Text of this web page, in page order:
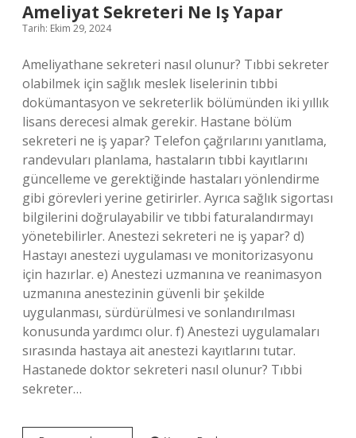
Ameliyat Sekreteri Ne Iş Yapar
Tarih: Ekim 29, 2024
Ameliyathane sekreteri nasıl olunur? Tıbbi sekreter
olabilmek için sağlık meslek liselerinin tıbbi
dokümantasyon ve sekreterlik bölümünden iki yıllık
lisans derecesi almak gerekir. Hastane bölüm
sekreteri ne iş yapar? Telefon çağrılarını yanıtlama,
randevuları planlama, hastaların tıbbi kayıtlarını
güncelleme ve gerektiğinde hastaları yönlendirme
gibi görevleri yerine getirirler. Ayrıca sağlık sigortası
bilgilerini doğrulayabilir ve tıbbi faturalandırmayı
yönetebilirler. Anestezi sekreteri ne iş yapar? d)
Hastayı anestezi uygulaması ve monitorizasyonu
için hazırlar. e) Anestezi uzmanına ve reanimasyon
uzmanına anestezinin güvenli bir şekilde
uygulanması, sürdürülmesi ve sonlandırılması
konusunda yardımcı olur. f) Anestezi uygulamaları
sırasında hastaya ait anestezi kayıtlarını tutar.
Hastanede doktor sekreteri nasıl olunur? Tıbbi
sekreter…